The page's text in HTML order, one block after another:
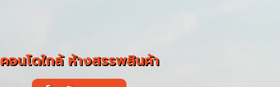
คอนโดใกล้ ห้างสรรพสินค้า